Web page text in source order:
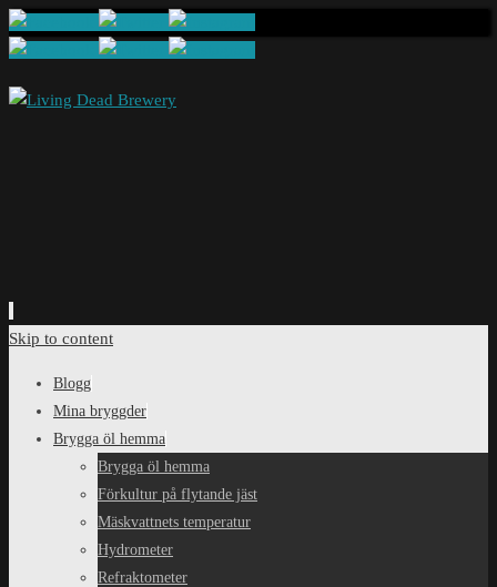
Skip to content
Blogg
Mina bryggder
Brygga öl hemma
Brygga öl hemma
Förkultur på flytande jäst
Mäskvattnets temperatur
Hydrometer
Refraktometer